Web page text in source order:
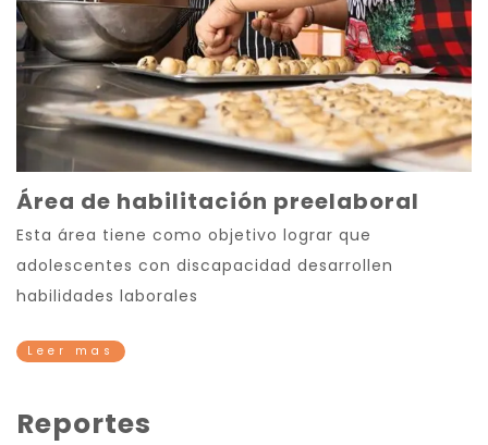
Área de habilitación preelaboral
Esta área tiene como objetivo lograr que
adolescentes con discapacidad desarrollen
habilidades laborales
Leer mas
Reportes